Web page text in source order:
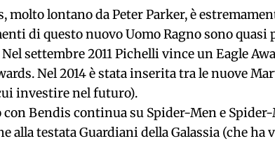
molto lontano da Peter Parker, è
di questo nuovo Uomo Ragno sono quasi
settembre 2011 Pichelli vince un Eagle
Nel 2014 è stata inserita tra le nuove
investire nel futuro).
Bendis continua su Spider-Men e
alla testata Guardiani della Galassia (che ha